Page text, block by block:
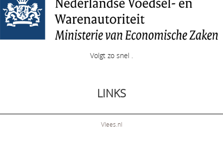
Volgt zo snel .
LINKS
Vlees.nl